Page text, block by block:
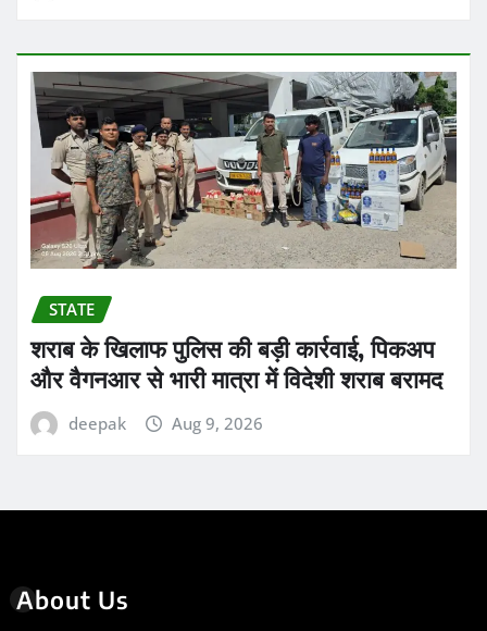
STATE
शराब के खिलाफ पुलिस की बड़ी कार्रवाई, पिकअप
और वैगनआर से भारी मात्रा में विदेशी शराब बरामद
deepak Aug 9, 2026
About Us